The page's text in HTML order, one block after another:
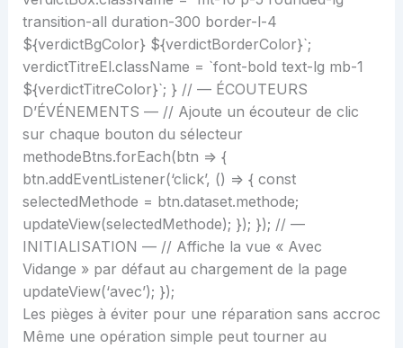
transition-all duration-300 border-l-4
${verdictBgColor} ${verdictBorderColor}`;
verdictTitreEl.className = `font-bold text-lg mb-1
${verdictTitreColor}`; } // — ÉCOUTEURS
D’ÉVÉNEMENTS — // Ajoute un écouteur de clic
sur chaque bouton du sélecteur
methodeBtns.forEach(btn => {
btn.addEventListener(‘click’, () => { const
selectedMethode = btn.dataset.methode;
updateView(selectedMethode); }); }); // —
INITIALISATION — // Affiche la vue « Avec
Vidange » par défaut au chargement de la page
updateView(‘avec’); });
Les pièges à éviter pour une réparation sans accroc
Même une opération simple peut tourner au